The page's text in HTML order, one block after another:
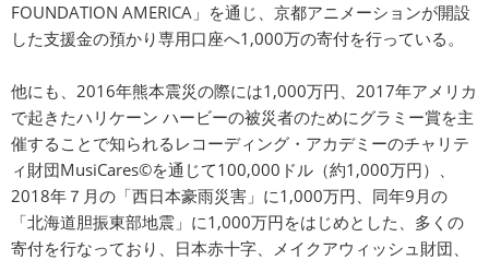
FOUNDATION AMERICA」を通じ、京都アニメーションが開設
した支援金の預かり専用口座へ1,000万の寄付を行っている。
他にも、2016年熊本震災の際には1,000万円、2017年アメリカ
で起きたハリケーン ハービーの被災者のためにグラミー賞を主
催することで知られるレコーディング・アカデミーのチャリテ
ィ財団MusiCares©を通じて100,000ドル（約1,000万円）、
2018年７月の「西日本豪雨災害」に1,000万円、同年9月の
「北海道胆振東部地震」に1,000万円をはじめとした、多くの
寄付を行なっており、日本赤十字、メイクアウィッシュ財団、